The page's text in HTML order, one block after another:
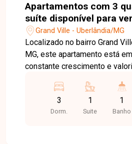
Apartamentos com 3
suíte disponível para
Grand Ville em
Grand Ville - Uberlândia/MG
Localizado no bairro Grand
MG, este apartamento está
constante crescimento e
principais vias da cidade.
supermercados, escolas,
diversos comércios e
3
Dorm.
1
Suite
1
Banho